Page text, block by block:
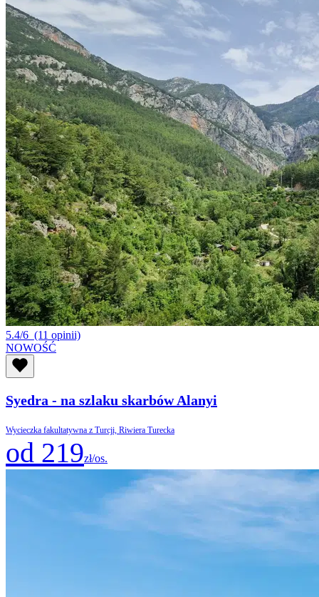
5.4/6 (11 opinii)
NOWOŚĆ
Syedra - na szlaku skarbów Alanyi
Wycieczka fakultatywna z Turcji, Riwiera Turecka
od 219zł/os.